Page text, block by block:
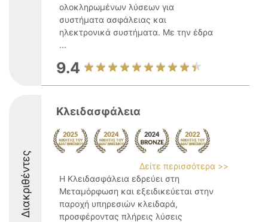
ολοκληρωμένων λύσεων για
συστήματα ασφάλειας και
ηλεκτρονικά συστήματα. Με την έδρα
...
9.4
Διακριθέντες
Κλειδασφάλεια
Δείτε περισσότερα >>
Η Κλειδασφάλεια εδρεύει στη
Μεταμόρφωση και εξειδικεύεται στην
παροχή υπηρεσιών κλειδαρά,
προσφέροντας πλήρεις λύσεις